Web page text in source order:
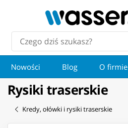
Nowości Blog O firmie
Rysiki traserskie
Kredy, ołówki i rysiki traserskie